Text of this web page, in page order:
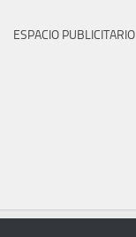
ESPACIO PUBLICITARIO